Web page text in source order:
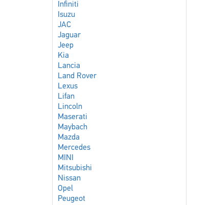
Infiniti
Isuzu
JAC
Jaguar
Jeep
Kia
Lancia
Land Rover
Lexus
Lifan
Lincoln
Maserati
Maybach
Mazda
Mercedes
MINI
Mitsubishi
Nissan
Opel
Peugeot